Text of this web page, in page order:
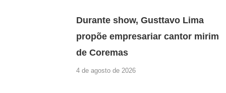
Durante show, Gusttavo Lima
propõe empresariar cantor mirim
de Coremas
4 de agosto de 2026